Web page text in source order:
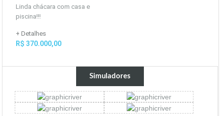
Linda chácara com casa e
piscina!!!
+ Detalhes
R$ 370.000,00
Simuladores